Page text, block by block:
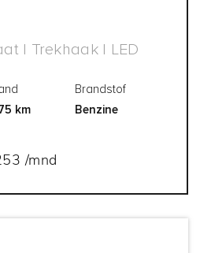
| Trekhaak | LED
km
Brandstof
Benzine
/mnd